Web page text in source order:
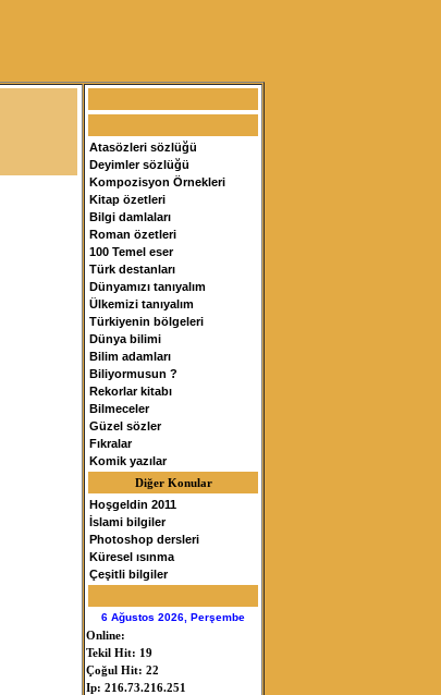
Atasözleri sözlüğü
Deyimler sözlüğü
Kompozisyon Örnekleri
Kitap özetleri
Bilgi damlaları
Roman özetleri
100 Temel eser
Türk destanları
Dünyamızı tanıyalım
Ülkemizi tanıyalım
Türkiyenin bölgeleri
Dünya bilimi
Bilim adamları
Biliyormusun ?
Rekorlar kitabı
Bilmeceler
Güzel sözler
Fıkralar
Komik yazılar
Diğer Konular
Hoşgeldin 2011
İslami bilgiler
Photoshop dersleri
Küresel ısınma
Çeşitli bilgiler
6 Ağustos 2026, Perşembe
Online:
Tekil Hit: 19
Çoğul Hit: 22
Ip: 216.73.216.251